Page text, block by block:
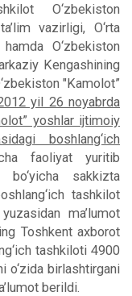
O‘zbekiston
vazirligi, O‘rta
O‘zbekiston
Kengashining
"Kamolot”
yil 26 noyabrda
yoshlar ijtimoiy
boshlang‘ich
faoliyat yuritib
sakkizta
tashkilot
ma’lumot
Toshkent axborot
tashkiloti 4900
o‘zida birlashtirgani
berildi.